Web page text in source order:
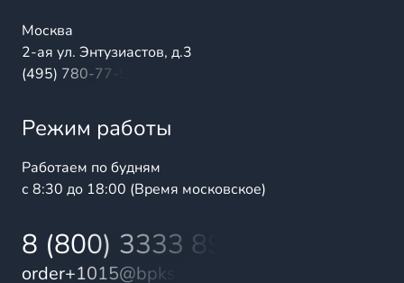
Москва
2-ая ул. Энтузиастов, д.3
(495) 780-77-98
Режим работы
Работаем по будням
с 8:30 до 18:00 (Время московское)
8 (800) 3333 899
order+1015@bpks.ru